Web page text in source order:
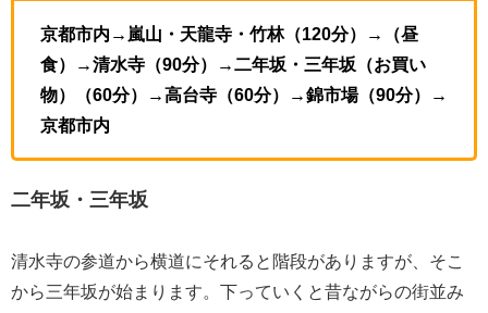
京都市内→嵐山・天龍寺・竹林（120分）→（昼
食）→清水寺（90分）→二年坂・三年坂（お買い
物）（60分）→高台寺（60分）→錦市場（90分）→
京都市内
二年坂・三年坂
清水寺の参道から横道にそれると階段がありますが、そこ
から三年坂が始まります。下っていくと昔ながらの街並み